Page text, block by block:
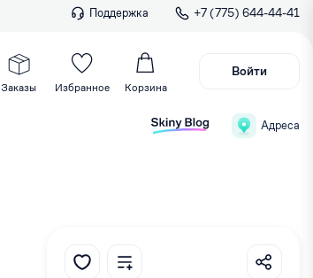
Поддержка +7 (775) 644-44-41
Заказы Избранное Корзина
Войти
Адреса